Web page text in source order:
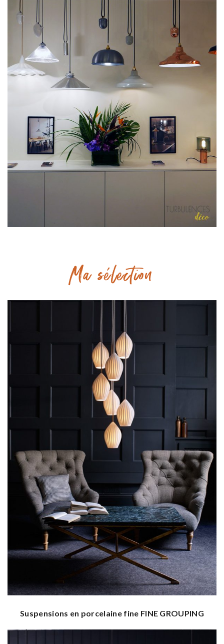
Ma sélection
Suspensions en porcelaine fine FINE GROUPING